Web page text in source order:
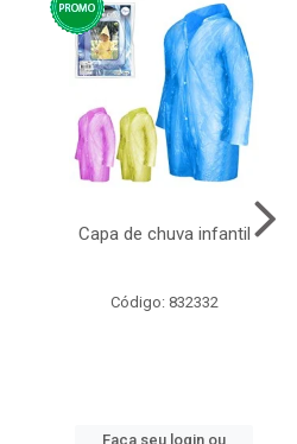
Capa de chuva infantil
Código: 832332
Faça seu login ou